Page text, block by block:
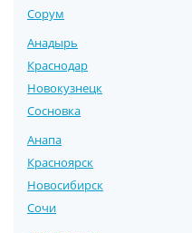
Сорум
Анадырь
Краснодар
Новокузнецк
Сосновка
Анапа
Красноярск
Новосибирск
Сочи